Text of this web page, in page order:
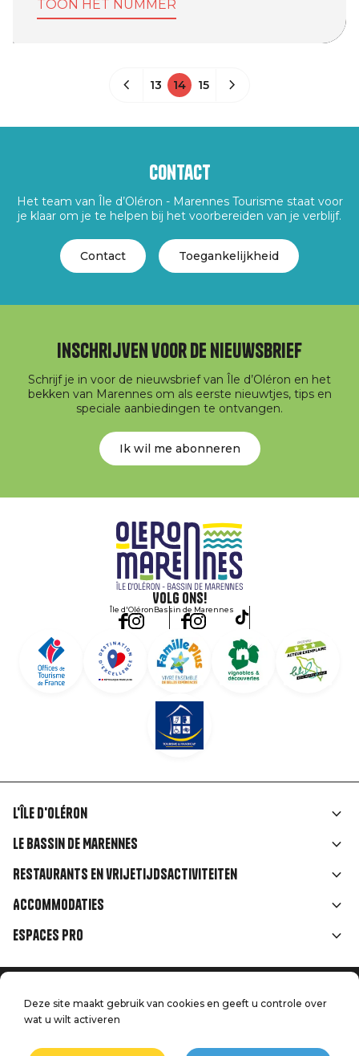
TOON HET NUMMER
13 14 15
Contact
Het team van Île d’Oléron - Marennes Tourisme staat voor
je klaar om je te helpen bij het voorbereiden van je verblijf.
Contact Toegankelijkheid
Inschrijven voor de nieuwsbrief
Schrijf je in voor de nieuwsbrief van Île d’Oléron en het
bekken van Marennes om als eerste nieuwtjes, tips en
speciale aanbiedingen te ontvangen.
Ik wil me abonneren
Volg ons!
Île d'OléronBassin de Marennes
Liens
rubriques
L'île d'Oléron
Le Bassin de Marennes
Restaurants en vrijetijdsactiviteiten
Accommodaties
Espaces Pro
Menu
Juridische informatie
Druk op
Neem contact met ons op
Deze site maakt gebruik van cookies en geeft u controle over
wat u wilt activeren